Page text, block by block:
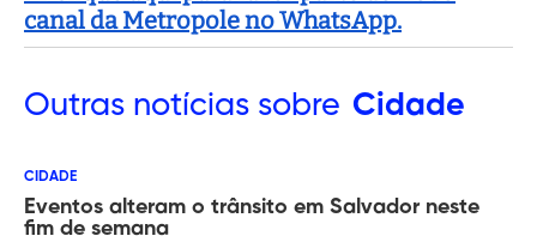
canal da Metropole no WhatsApp.
Outras notícias sobre Cidade
CIDADE
Eventos alteram o trânsito em Salvador neste
fim de semana